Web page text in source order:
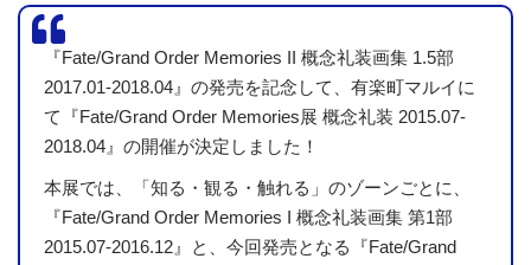
『Fate/Grand Order Memories II 概念礼装画集 1.5部
2017.01-2018.04』の発売を記念して、有楽町マルイに
て『Fate/Grand Order Memories展 概念礼装 2015.07-
2018.04』の開催が決定しました！
本展では、「知る・観る・触れる」のゾーンごとに、
『Fate/Grand Order Memories I 概念礼装画集 第1部
2015.07-2016.12』と、今回発売となる『Fate/Grand